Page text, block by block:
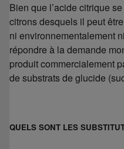
Bien que l’acide citrique
citrons desquels il peut
ni environnementalement
répondre à la demande
produit commercialement
de substrats de glucide
QUELS SONT LES